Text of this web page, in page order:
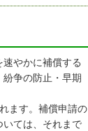
印刷する
やかに補償する
争の防止・早期
ます。補償申請の
いては、それまで